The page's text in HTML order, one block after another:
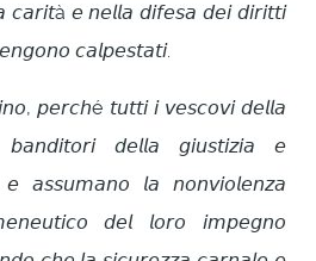
𝘦 𝘯𝘦𝘭𝘭𝘢 𝘥𝘪𝘧𝘦𝘴𝘢 𝘥𝘦𝘪 𝘥𝘪𝘳𝘪𝘵𝘵𝘪
𝘤𝘢𝘭𝘱𝘦𝘴𝘵𝘢𝘵𝘪.
𝘱𝘦𝘳𝘤𝘩é 𝘵𝘶𝘵𝘵𝘪 𝘪 𝘷𝘦𝘴𝘤𝘰𝘷𝘪 𝘥𝘦𝘭𝘭𝘢
𝘥𝘦𝘭𝘭𝘢 𝘨𝘪𝘶𝘴𝘵𝘪𝘻𝘪𝘢 𝘦
𝘦 𝘢𝘴𝘴𝘶𝘮𝘢𝘯𝘰 𝘭𝘢 𝘯𝘰𝘯𝘷𝘪𝘰𝘭𝘦𝘯𝘻𝘢
𝘥𝘦𝘭 𝘭𝘰𝘳𝘰 𝘪𝘮𝘱𝘦𝘨𝘯𝘰